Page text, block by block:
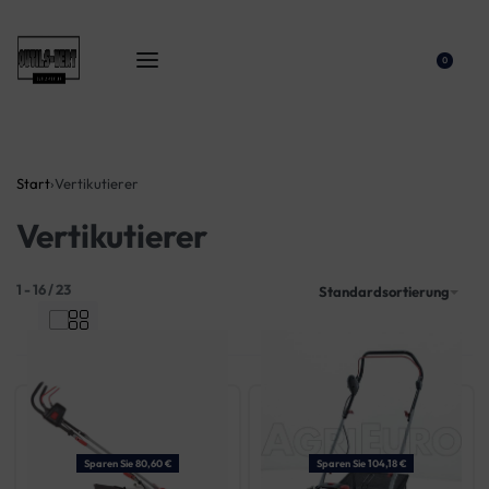
0
Start›Vertikutierer
Vertikutierer
1 -16/23 Standardsortierung
Sparen Sie 80,60 € Sparen Sie 104,18 €